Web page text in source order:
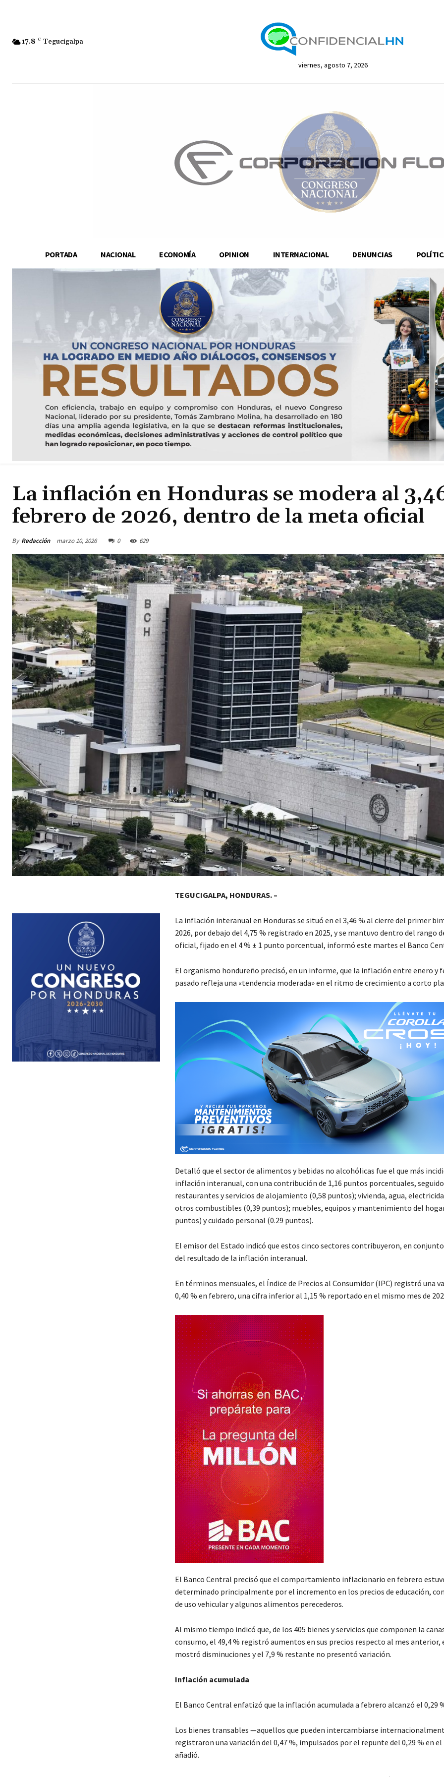
17.8 C Tegucigalpa
viernes, agosto 7, 2026
PORTADA NACIONAL ECONOMÍA OPINION INTERNACIONAL DENUNCIAS
La inflación en Honduras se modera al
febrero de 2026, dentro de la meta oficial
By Redacción marzo 10, 2026 0 629
TEGUCIGALPA, HONDURAS. –
La inflación interanual en Honduras se situó en el 3,46 % al cierre del primer
2026, por debajo del 4,75 % registrado en 2025, y se mantuvo dentro del rango
oficial, fijado en el 4 % ± 1 punto porcentual, informó este martes el Banco
El organismo hondureño precisó, en un informe, que la inflación entre enero y
pasado refleja una «tendencia moderada» en el ritmo de crecimiento a corto
Detalló que el sector de alimentos y bebidas no alcohólicas fue el que más
inflación interanual, con una contribución de 1,16 puntos porcentuales,
restaurantes y servicios de alojamiento (0,58 puntos); vivienda, agua,
otros combustibles (0,39 puntos); muebles, equipos y mantenimiento del
puntos) y cuidado personal (0.29 puntos).
El emisor del Estado indicó que estos cinco sectores contribuyeron, en
del resultado de la inflación interanual.
En términos mensuales, el Índice de Precios al Consumidor (IPC) registró una
0,40 % en febrero, una cifra inferior al 1,15 % reportado en el mismo mes de
El Banco Central precisó que el comportamiento inflacionario en febrero
determinado principalmente por el incremento en los precios de educación,
de uso vehicular y algunos alimentos perecederos.
Al mismo tiempo indicó que, de los 405 bienes y servicios que componen la
consumo, el 49,4 % registró aumentos en sus precios respecto al mes anterior,
mostró disminuciones y el 7,9 % restante no presentó variación.
Inflación acumulada
El Banco Central enfatizó que la inflación acumulada a febrero alcanzó el 0,29
Los bienes transables —aquellos que pueden intercambiarse
registraron una variación del 0,47 %, impulsados por el repunte del 0,29 % en
añadió.